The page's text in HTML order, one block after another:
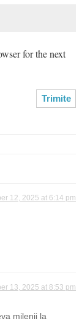
for the next
12, 2025 at 6:14 pm
13, 2025 at 8:53 pm
milenii la